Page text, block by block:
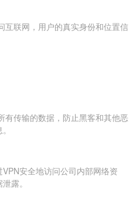
互联网，用户的真实身份和位置信
有传输的数据，防止黑客和其他恶
安全地访问公司内部网络资
露。